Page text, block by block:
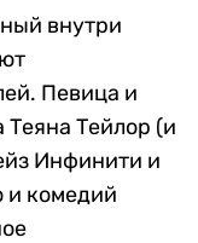
внутри
Певица и
Теяна Тейлор (и
Инфинити и
и комедий